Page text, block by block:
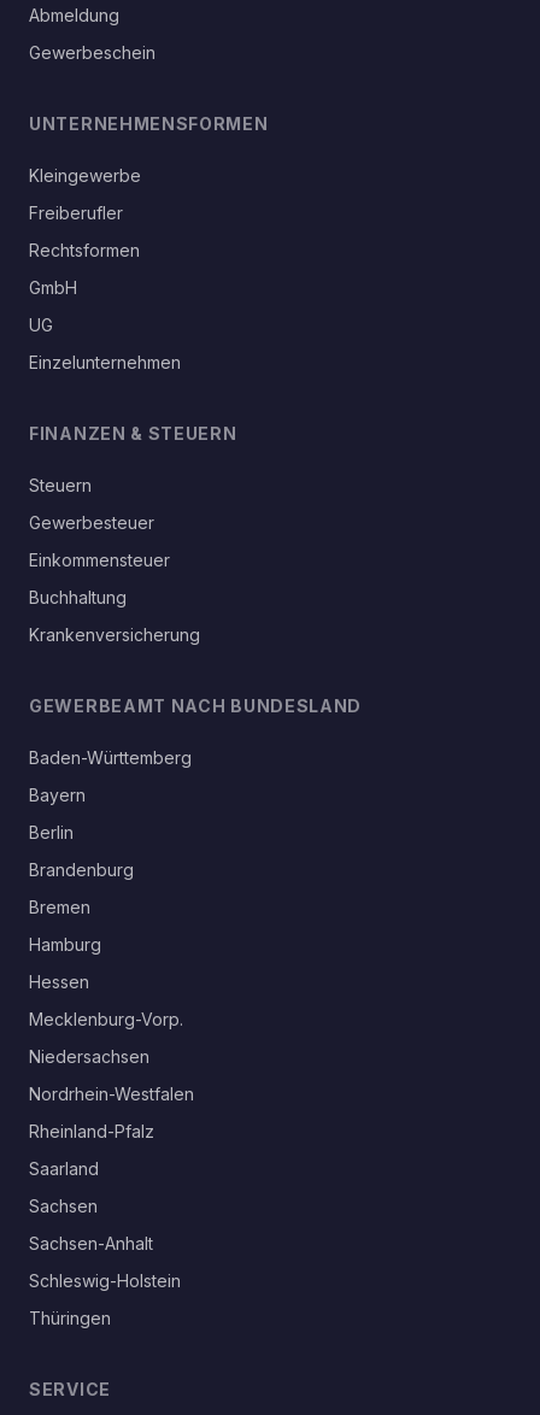
Abmeldung
Gewerbeschein
UNTERNEHMENSFORMEN
Kleingewerbe
Freiberufler
Rechtsformen
GmbH
UG
Einzelunternehmen
FINANZEN & STEUERN
Steuern
Gewerbesteuer
Einkommensteuer
Buchhaltung
Krankenversicherung
GEWERBEAMT NACH BUNDESLAND
Baden-Württemberg
Bayern
Berlin
Brandenburg
Bremen
Hamburg
Hessen
Mecklenburg-Vorp.
Niedersachsen
Nordrhein-Westfalen
Rheinland-Pfalz
Saarland
Sachsen
Sachsen-Anhalt
Schleswig-Holstein
Thüringen
SERVICE